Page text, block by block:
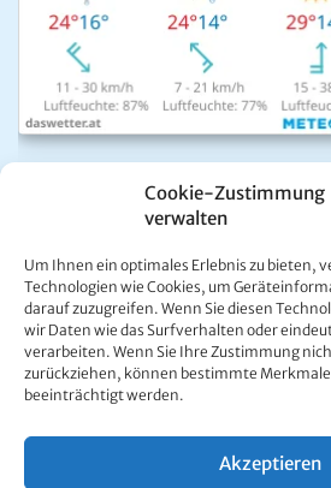
Cookie-Zustimmung
verwalten
Um Ihnen ein optimales Erlebnis zu bieten,
Technologien wie Cookies, um
darauf zuzugreifen. Wenn Sie diesen
wir Daten wie das Surfverhalten oder
verarbeiten. Wenn Sie Ihre Zustimmung
zurückziehen, können bestimmte
beeinträchtigt werden.
Akzeptieren
Unwetter Warnzentrale
Satellitenbild GeoSphere
ÖAMTC Verkehrsservice
Kontakt:Ing. Werner Girrer | Wiener
E-Mail:
Mariazell Online © 1997 - 2026. Alle